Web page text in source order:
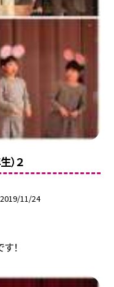
）２
2019/11/24
！